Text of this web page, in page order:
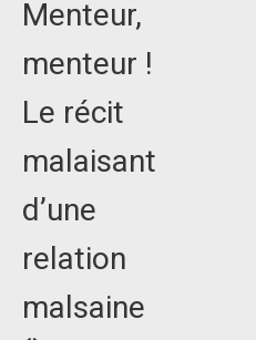
Menteur,
menteur !
Le récit
malaisant
d’une
relation
malsaine